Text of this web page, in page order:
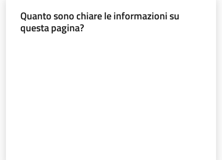
Piani Programmi
Progetti
Quanto sono chiare le informazioni su
questa pagina?